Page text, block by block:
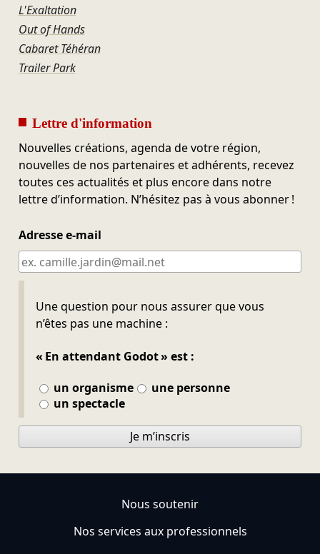
L'Exaltation
Out of Hands
Cabaret Téhéran
Trailer Park
Lettre d'information
Nouvelles créations, agenda de votre région,
nouvelles de nos partenaires et adhérents, recevez
toutes ces actualités et plus encore dans notre
lettre d’information. N’hésitez pas à vous abonner !
Adresse e-mail
Une question pour nous assurer que vous
n’êtes pas une machine :
« En attendant Godot » est :
un organisme
une personne
un spectacle
Ne pas remplir
Je m’inscris
Nous soutenir
Nos services aux professionnels